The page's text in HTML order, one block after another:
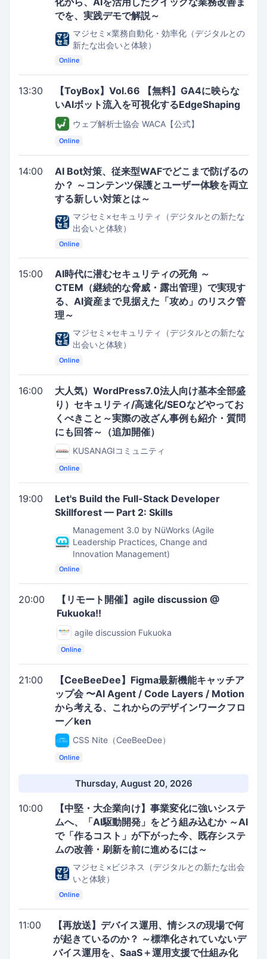
でを、実践デモで解説～
マジセミ×業務自動化・効率化（デジタルとの
新たな出会いと体験）
Online
13:30
【ToyBox】Vol.66 【無料】GA4に映らな
いAIボット流入を可視化するEdgeShaping
ウェブ解析士協会 WACA【公式】
Online
14:00
AI Bot対策、従来型WAFでどこまで防げるの
か？ ～コンテンツ保護とユーザー体験を両立
する新しい対策とは～
マジセミ×セキュリティ（デジタルとの新たな
出会いと体験）
Online
15:00
AI時代に潜むセキュリティの死角 ～
CTEM（継続的な脅威・露出管理）で実現す
る、AI資産まで見据えた「攻め」のリスク管
理～
マジセミ×セキュリティ（デジタルとの新たな
出会いと体験）
Online
16:00
大人気）WordPress7.0法人向け基本全部盛
り）セキュリティ/高速化/SEOなどやってお
くべきこと～実際の改ざん事例も紹介・質問
にも回答～（追加開催）
KUSANAGIコミュニティ
Online
19:00
Let's Build the Full-Stack Developer
Skillforest — Part 2: Skills
Management 3.0 by NüWorks (Agile
Leadership Practices, Change and
Innovation Management)
Online
20:00
【リモート開催】agile discussion @
Fukuoka!!
agile discussion Fukuoka
Online
21:00
【CeeBeeDee】Figma最新機能キャッチア
ップ会 〜AI Agent / Code Layers / Motion
から考える、これからのデザインワークフロ
ー／ken
CSS Nite（CeeBeeDee）
Online
Thursday, August 20, 2026
10:00
【中堅・大企業向け】事業変化に強いシステ
ムへ、「AI駆動開発」をどう組み込むか ～AI
で「作るコスト」が下がった今、既存システ
ムの改善・刷新を前に進めるには～
マジセミ×ビジネス（デジタルとの新たな出会
いと体験）
Online
11:00
【再放送】デバイス運用、情シスの現場で何
が起きているのか？ ～標準化されていないデ
バイス運用を、SaaS＋運用支援で仕組み化